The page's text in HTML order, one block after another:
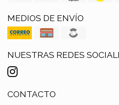
MEDIOS DE ENVÍO
NUESTRAS REDES
CONTACTO